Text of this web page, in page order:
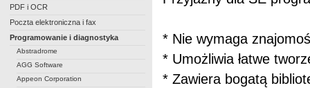
PDF i OCR
Poczta elektroniczna i fax
Programowanie i diagnostyka
Abstradrome
AGG Software
Appeon Corporation
* Nie wymaga
* Umożliwia łatwe
* Zawiera bogatą